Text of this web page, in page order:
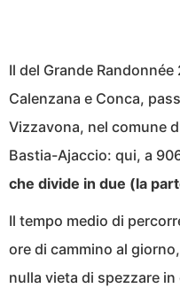
Il del Grande
Calenzana e Conca,
Vizzavona, nel comune
Bastia-Ajaccio: qui, a
che divide in due (la
Il tempo medio di
ore di cammino al
nulla vieta di spezzare